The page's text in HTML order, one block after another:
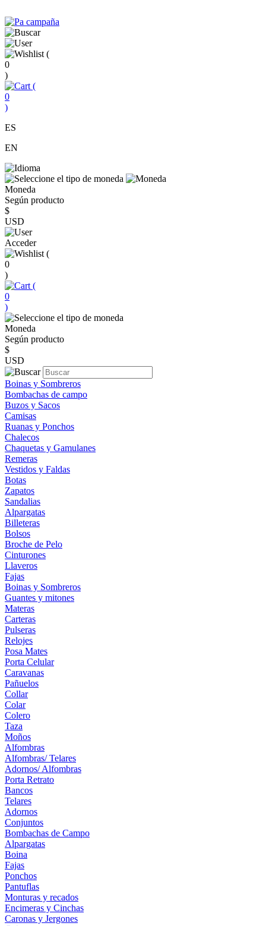
(
0
)
(
0
)
ES
EN
Moneda
Según producto
$
USD
Acceder
(
0
)
(
0
)
Moneda
Según producto
$
USD
Boinas y Sombreros
Bombachas de campo
Buzos y Sacos
Camisas
Ruanas y Ponchos
Chalecos
Chaquetas y Gamulanes
Remeras
Vestidos y Faldas
Botas
Zapatos
Sandalias
Alpargatas
Billeteras
Bolsos
Broche de Pelo
Cinturones
Llaveros
Fajas
Boinas y Sombreros
Guantes y mitones
Materas
Carteras
Pulseras
Relojes
Posa Mates
Porta Celular
Caravanas
Pañuelos
Collar
Colar
Colero
Taza
Moños
Alfombras
Alfombras/ Telares
Adornos/ Alfombras
Porta Retrato
Bancos
Telares
Adornos
Conjuntos
Bombachas de Campo
Alpargatas
Boina
Fajas
Ponchos
Pantuflas
Monturas y recados
Encimeras y Cinchas
Caronas y Jergones